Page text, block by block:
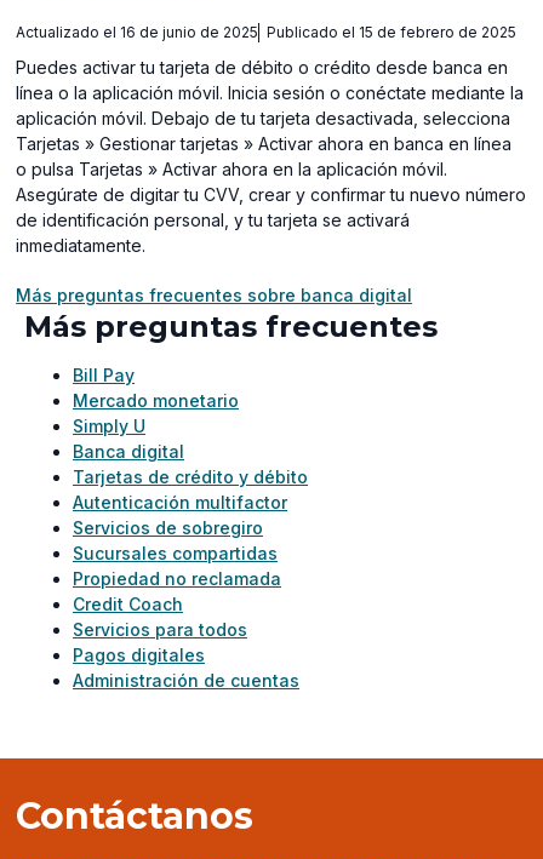
Actualizado el 16 de junio de 2025 Publicado el 15 de febrero de 2025
Puedes activar tu tarjeta de débito o crédito desde banca en
línea o la aplicación móvil. Inicia sesión o conéctate mediante la
aplicación móvil. Debajo de tu tarjeta desactivada, selecciona
Tarjetas » Gestionar tarjetas » Activar ahora en banca en línea
o pulsa Tarjetas » Activar ahora en la aplicación móvil.
Asegúrate de digitar tu CVV, crear y confirmar tu nuevo número
de identificación personal, y tu tarjeta se activará
inmediatamente.
Más preguntas frecuentes sobre banca digital
Más preguntas frecuentes
Bill Pay
Mercado monetario
Simply U
Banca digital
Tarjetas de crédito y débito
Autenticación multifactor
Servicios de sobregiro
Sucursales compartidas
Propiedad no reclamada
Credit Coach
Servicios para todos
Pagos digitales
Administración de cuentas
Contáctanos